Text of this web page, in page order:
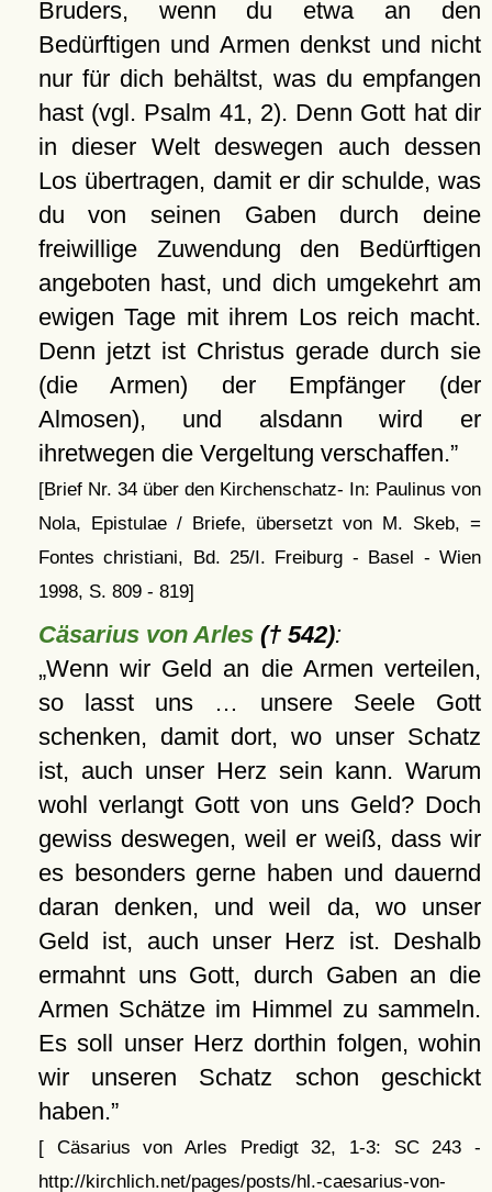
Bruders, wenn du etwa an den
Bedürftigen und Armen denkst und nicht
nur für dich behältst, was du empfangen
hast (vgl. Psalm 41, 2). Denn Gott hat dir
in dieser Welt deswegen auch dessen
Los übertragen, damit er dir schulde, was
du von seinen Gaben durch deine
freiwillige Zuwendung den Bedürftigen
angeboten hast, und dich umgekehrt am
ewigen Tage mit ihrem Los reich macht.
Denn jetzt ist Christus gerade durch sie
(die Armen) der Empfänger (der
Almosen), und alsdann wird er
ihretwegen die Vergeltung verschaffen.
[Brief Nr. 34 über den Kirchenschatz- In: Paulinus von
Nola, Epistulae / Briefe, übersetzt von M. Skeb, =
Fontes christiani, Bd. 25/I. Freiburg - Basel - Wien
1998, S. 809 - 819]
Cäsarius von Arles(† 542):
Wenn wir Geld an die Armen verteilen,
so lasst uns … unsere Seele Gott
schenken, damit dort, wo unser Schatz
ist, auch unser Herz sein kann. Warum
wohl verlangt Gott von uns Geld? Doch
gewiss deswegen, weil er weiß, dass wir
es besonders gerne haben und dauernd
daran denken, und weil da, wo unser
Geld ist, auch unser Herz ist. Deshalb
ermahnt uns Gott, durch Gaben an die
Armen Schätze im Himmel zu sammeln.
Es soll unser Herz dorthin folgen, wohin
wir unseren Schatz schon geschickt
haben.
[ Cäsarius von Arles Predigt 32, 1-3: SC 243 -
http://kirchlich.net/pages/posts/hl.-caesarius-von-